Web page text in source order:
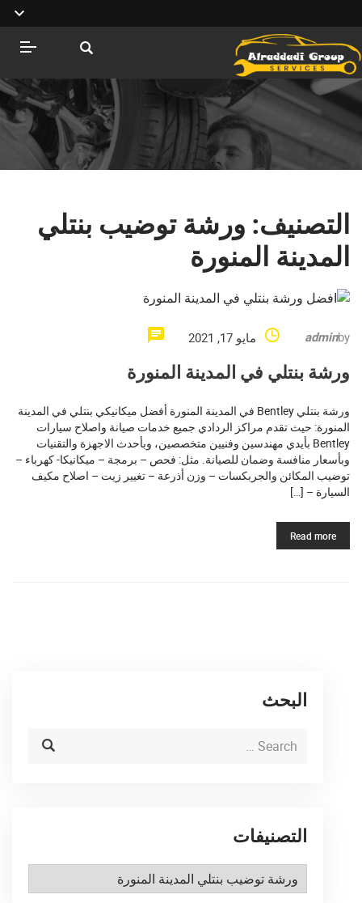
التصنيف: ورشة توضيب بنتلي
المدينة المنورة
by
admin مايو 17, 2021
ورشة بنتلي في المدينة المنورة
ورشة بنتلي Bentley في المدينة المنورة أفضل ميكانيكي بنتلي في المدينة
المنورة: حيث تقدم مراكز الردادي جميع خدمات صيانة واصلاح سيارات
Bentley بأيدي مهندسين وفنيين متخصصين، وبأحدث الاجهزة والتقنيات
وبأسعار منافسة وضمان للصيانة. مثل: فحص – برمجة – ميكانيكا- كهرباء –
توضيب المكائن والجربكسات – وزن أذرعة – تغيير زيت – اصلاح مكيف
السيارة – […]
Read more
البحث
التصنيفات
التصنيفات